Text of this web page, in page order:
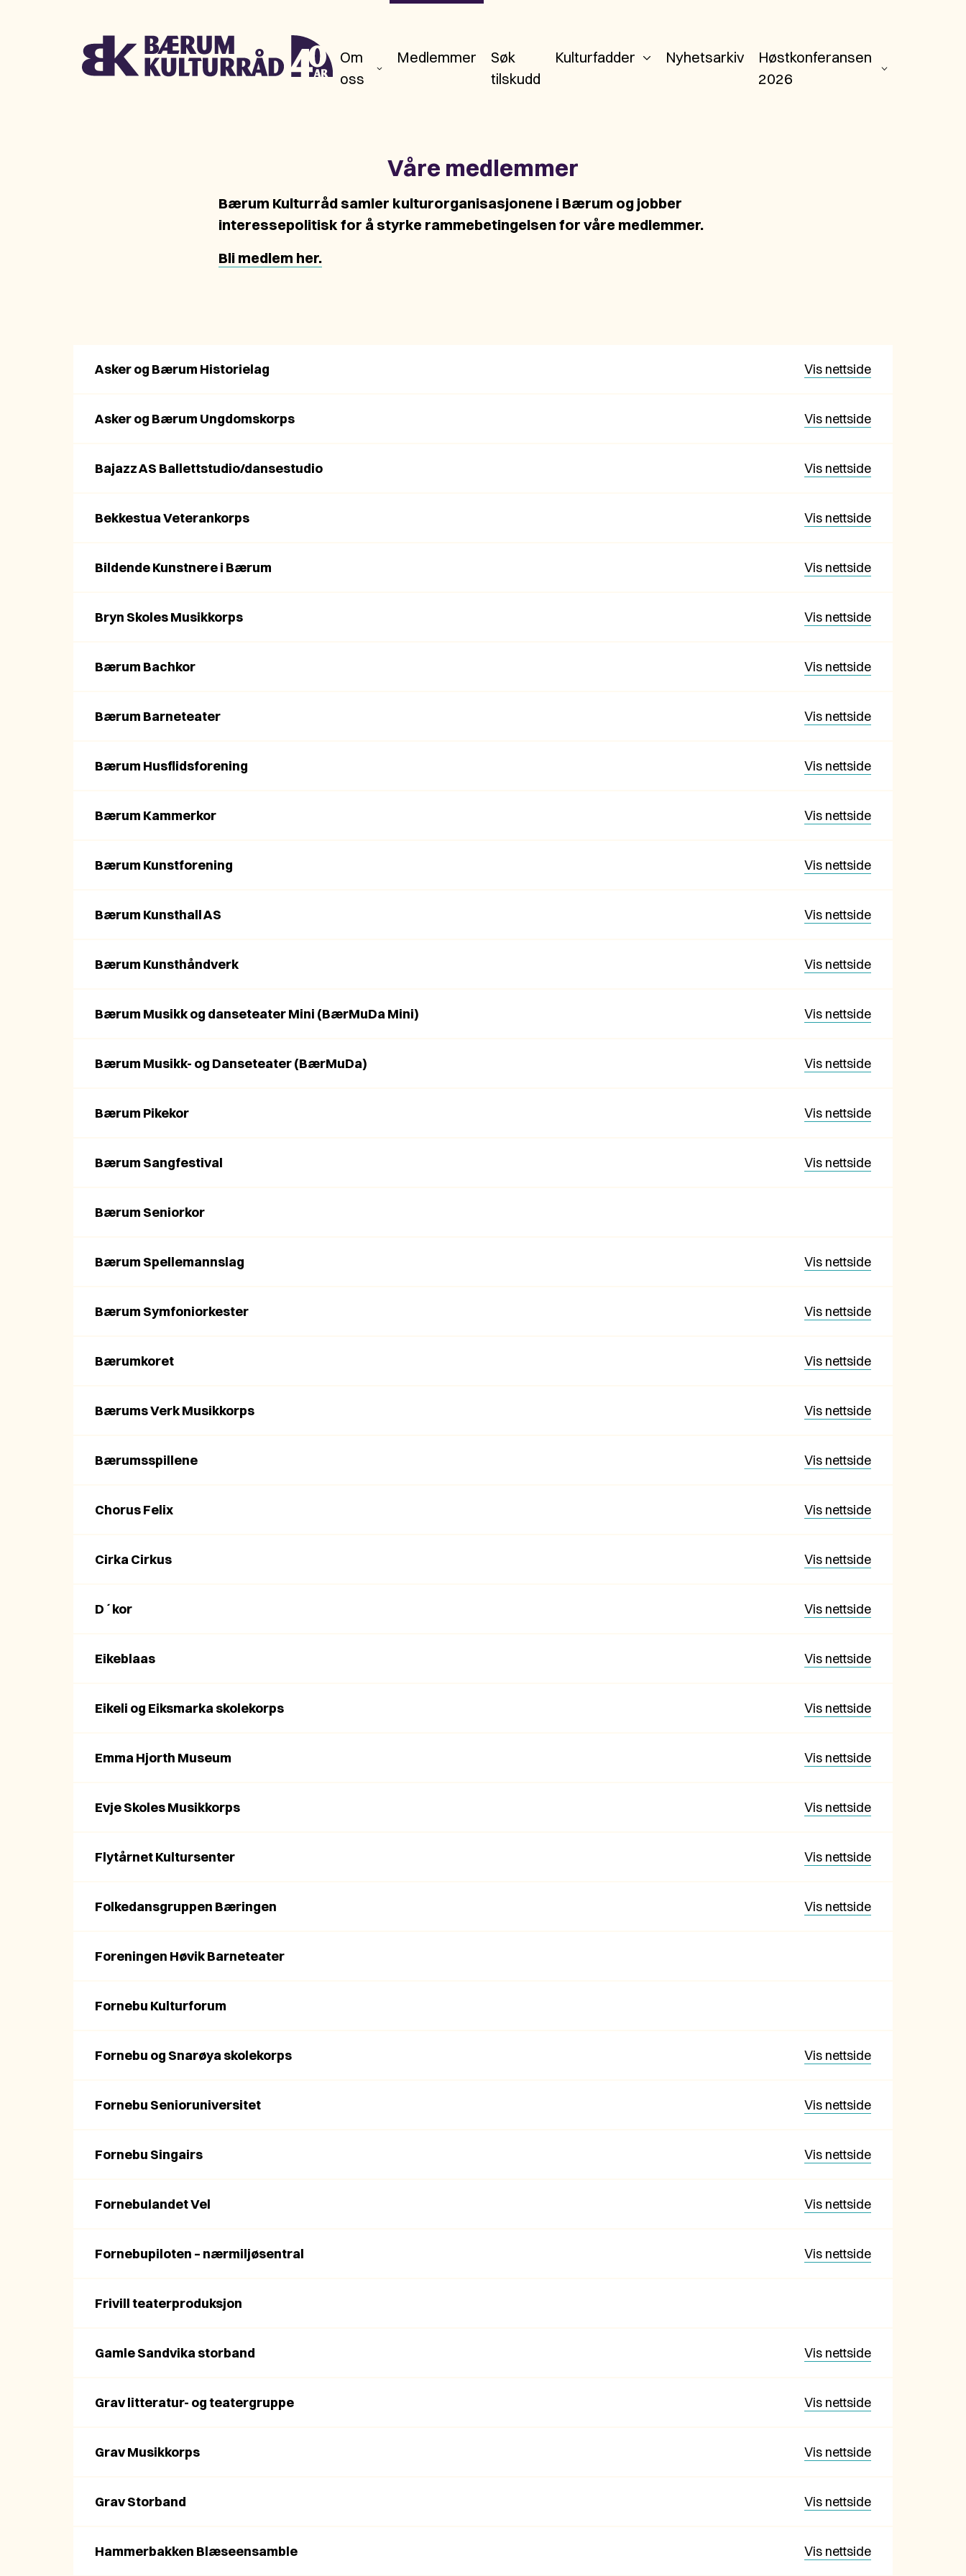
Om
oss
Medlemmer
Søk
tilskudd
Kulturfadder Nyhetsarkiv
Høstkonferansen
2026
Våre medlemmer
Bærum Kulturråd samler kulturorganisasjonene i Bærum og jobber
interessepolitisk for å styrke rammebetingelsen for våre medlemmer.
Bli medlem her.
Asker og Bærum Historielag Vis nettside
Asker og Bærum Ungdomskorps Vis nettside
Bajazz AS Ballettstudio/dansestudio Vis nettside
Bekkestua Veterankorps Vis nettside
Bildende Kunstnere i Bærum Vis nettside
Bryn Skoles Musikkorps Vis nettside
Bærum Bachkor Vis nettside
Bærum Barneteater Vis nettside
Bærum Husflidsforening Vis nettside
Bærum Kammerkor Vis nettside
Bærum Kunstforening Vis nettside
Bærum Kunsthall AS Vis nettside
Bærum Kunsthåndverk Vis nettside
Bærum Musikk og danseteater Mini (BærMuDa Mini) Vis nettside
Bærum Musikk- og Danseteater (BærMuDa) Vis nettside
Bærum Pikekor Vis nettside
Bærum Sangfestival Vis nettside
Bærum Seniorkor
Bærum Spellemannslag Vis nettside
Bærum Symfoniorkester Vis nettside
Bærumkoret Vis nettside
Bærums Verk Musikkorps Vis nettside
Bærumsspillene Vis nettside
Chorus Felix Vis nettside
Cirka Cirkus Vis nettside
D´kor Vis nettside
Eikeblaas Vis nettside
Eikeli og Eiksmarka skolekorps Vis nettside
Emma Hjorth Museum Vis nettside
Evje Skoles Musikkorps Vis nettside
Flytårnet Kultursenter Vis nettside
Folkedansgruppen Bæringen Vis nettside
Foreningen Høvik Barneteater
Fornebu Kulturforum
Fornebu og Snarøya skolekorps Vis nettside
Fornebu Senioruniversitet Vis nettside
Fornebu Singairs Vis nettside
Fornebulandet Vel Vis nettside
Fornebupiloten – nærmiljøsentral Vis nettside
Frivill teaterproduksjon
Gamle Sandvika storband Vis nettside
Grav litteratur- og teatergruppe Vis nettside
Grav Musikkorps Vis nettside
Grav Storband Vis nettside
Hammerbakken Blæseensamble Vis nettside